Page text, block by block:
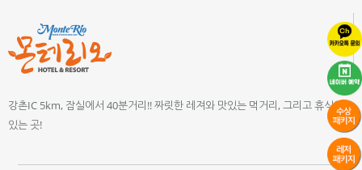
강촌IC 5km, 잠실에서 40분거리!! 짜릿한 레져와 맛있는 먹거리, 그리고 휴식이
있는 곳!